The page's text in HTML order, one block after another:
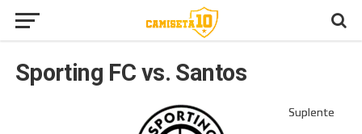
Sporting FC vs. Santos